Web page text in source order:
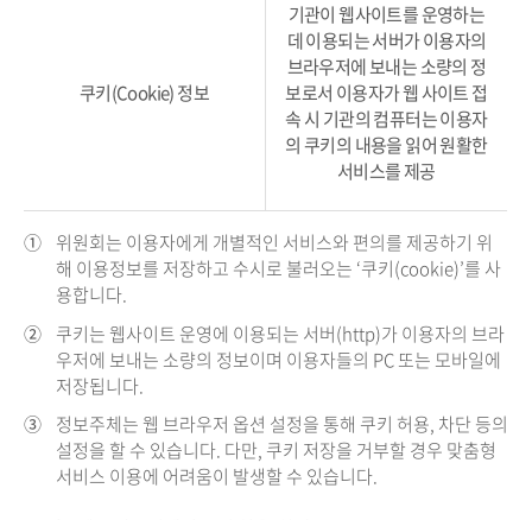
쿠키(Cookie) 정보
기관이 웹사이트를 운영하는
데 이용되는 서버가 이용자의
브라우저에 보내는 소량의 정
보로서 이용자가 웹 사이트 접
속 시 기관의 컴퓨터는 이용자
의 쿠키의 내용을 읽어 원활한
서비스를 제공
① 위원회는 이용자에게 개별적인 서비스와 편의를 제공하기 위
해 이용정보를 저장하고 수시로 불러오는 ‘쿠키(cookie)’를 사
용합니다.
② 쿠키는 웹사이트 운영에 이용되는 서버(http)가 이용자의 브라
우저에 보내는 소량의 정보이며 이용자들의 PC 또는 모바일에
저장됩니다.
③ 정보주체는 웹 브라우저 옵션 설정을 통해 쿠키 허용, 차단 등의
설정을 할 수 있습니다. 다만, 쿠키 저장을 거부할 경우 맞춤형
서비스 이용에 어려움이 발생할 수 있습니다.